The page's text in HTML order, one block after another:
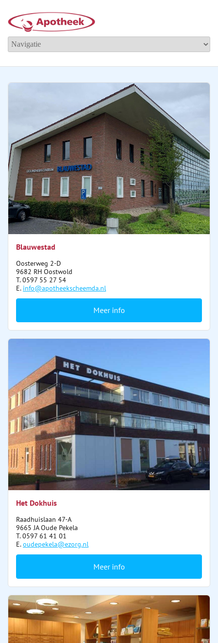
Blauwestad
Oosterweg 2-D
9682 RH Oostwold
T. 0597 55 27 54
E. info@apotheekscheemda.nl
Meer info
Het Dokhuis
Raadhuislaan 47-A
9665 JA Oude Pekela
T. 0597 61 41 01
E.oudepekela@ezorg.nl
Meer info